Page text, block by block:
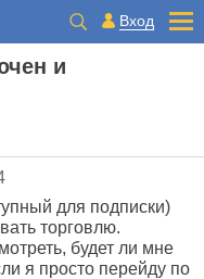
Вход
и
для подписки)
торговлю.
будет ли мне
я просто перейду по